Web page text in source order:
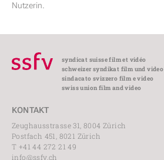
Nutzerin.
syndicat suisse film et vidéo
schweizer syndikat film und video
sindacato svizzero film e video
swiss union film and video
KONTAKT
Zeughausstrasse 31, 8004 Zürich
Postfach 451, 8021 Zürich
T +41 44 272 21 49
info@ssfv.ch